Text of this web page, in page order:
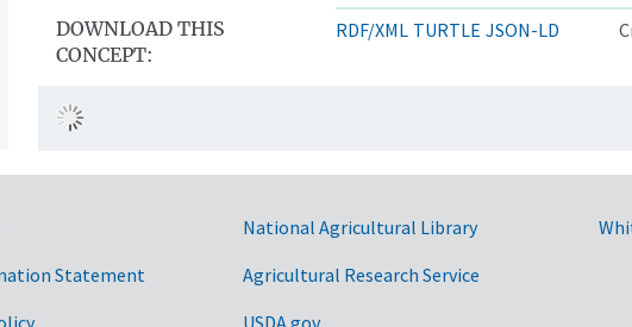
DOWNLOAD THIS
CONCEPT:
RDF/XML TURTLE JSON-LD
Statement
National Agricultural Library
Agricultural Research Service
USDA.gov